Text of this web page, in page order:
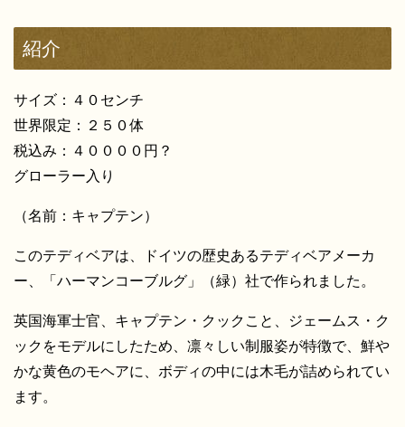
紹介
サイズ：４０センチ
世界限定：２５０体
税込み：４００００円？
グローラー入り
（名前：キャプテン）
このテディベアは、ドイツの歴史あるテディベアメーカ
ー、「ハーマンコーブルグ」（緑）社で作られました。
英国海軍士官、キャプテン・クックこと、ジェームス・ク
ックをモデルにしたため、凛々しい制服姿が特徴で、鮮や
かな黄色のモヘアに、ボディの中には木毛が詰められてい
ます。